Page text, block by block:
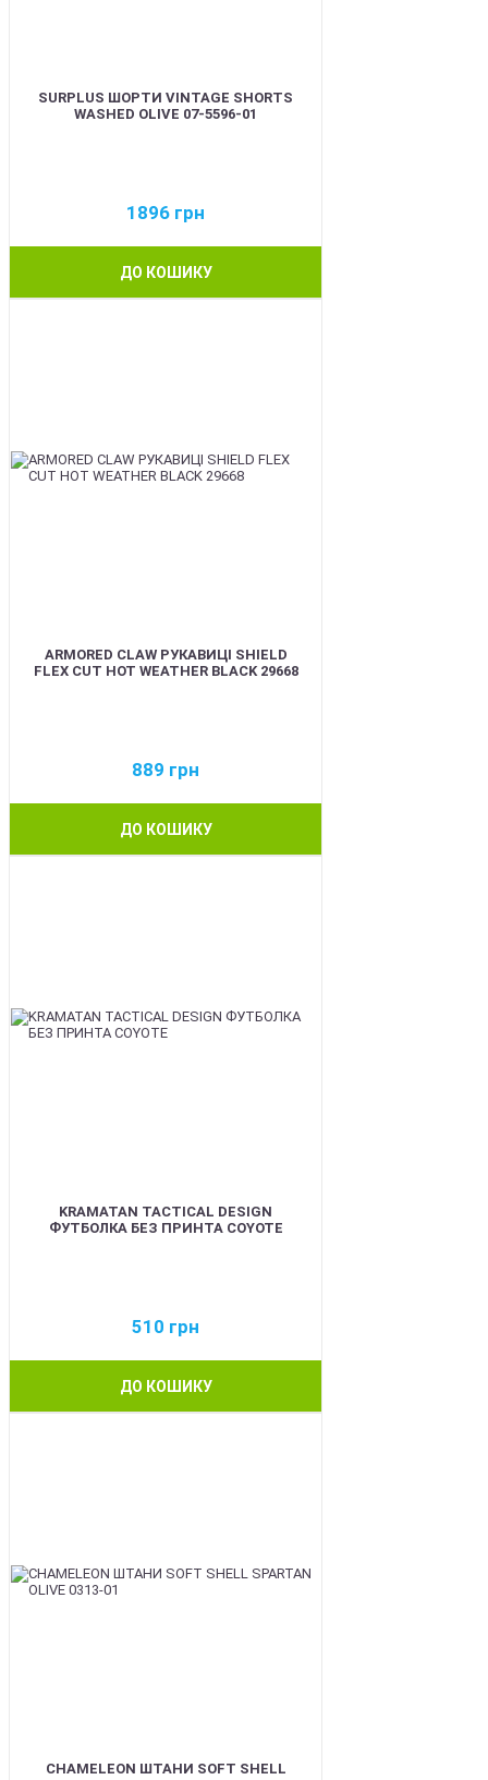
SURPLUS ШОРТИ VINTAGE SHORTS
WASHED OLIVE 07-5596-01
1896 грн
ДО КОШИКУ
ARMORED CLAW РУКАВИЦІ SHIELD
FLEX CUT HOT WEATHER BLACK 29668
889 грн
ДО КОШИКУ
KRAMATAN TACTICAL DESIGN
ФУТБОЛКА БЕЗ ПРИНТА COYOTE
510 грн
ДО КОШИКУ
CHAMELEON ШТАНИ SOFT SHELL